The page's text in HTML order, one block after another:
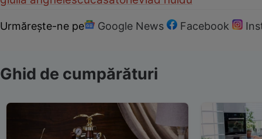
Urmărește-ne pe Google News Facebook
Ghid de cumpărături